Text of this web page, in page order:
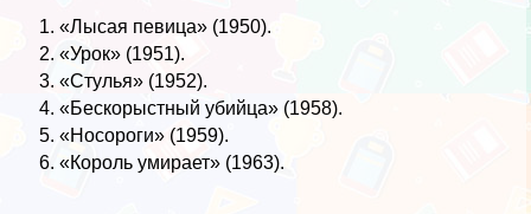
«Лысая певица» (1950).
«Урок» (1951).
«Стулья» (1952).
«Бескорыстный убийца» (1958).
«Носороги» (1959).
«Король умирает» (1963).